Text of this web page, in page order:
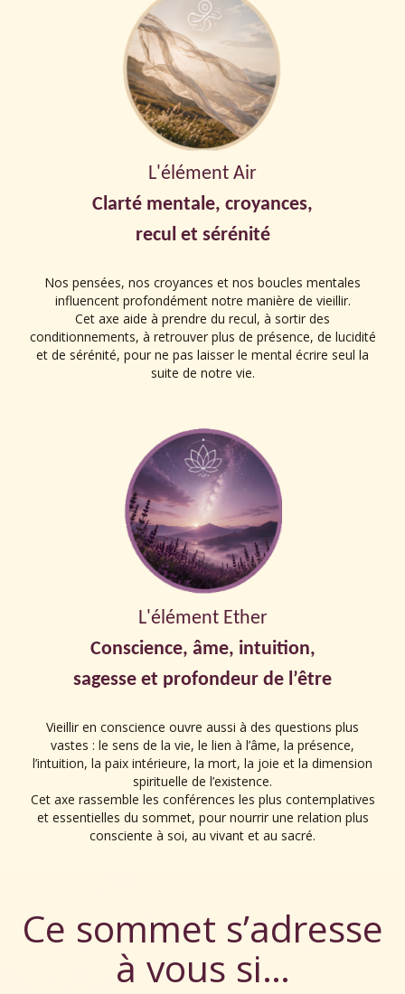
L'élément Air
Clarté mentale, croyances,
recul et sérénité
Nos pensées, nos croyances et nos boucles mentales
influencent profondément notre manière de vieillir.
Cet axe aide à prendre du recul, à sortir des
conditionnements, à retrouver plus de présence, de lucidité
et de sérénité, pour ne pas laisser le mental écrire seul la
suite de notre vie.
L'élément Ether
Conscience, âme, intuition,
sagesse et profondeur de l’être
Vieillir en conscience ouvre aussi à des questions plus
vastes : le sens de la vie, le lien à l’âme, la présence,
l’intuition, la paix intérieure, la mort, la joie et la dimension
spirituelle de l’existence.
Cet axe rassemble les conférences les plus contemplatives
et essentielles du sommet, pour nourrir une relation plus
consciente à soi, au vivant et au sacré.
Ce sommet s’adresse
à vous si…